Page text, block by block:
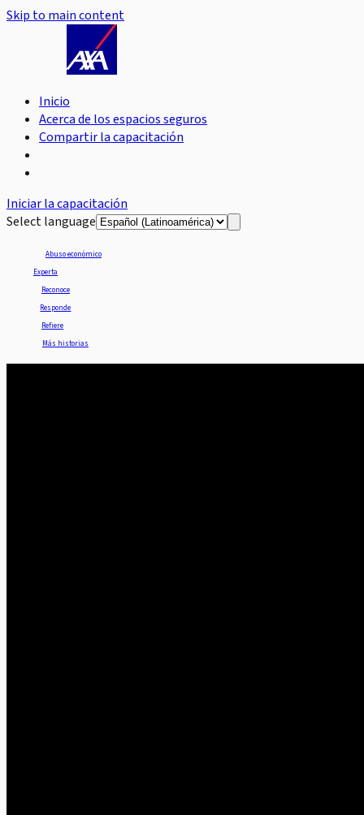
Skip to main content
Inicio
Acerca de los espacios seguros
Compartir la capacitación
Iniciar la capacitación
Select language
Abuso económico
Experta
Reconoce
Responde
Refiere
Más historias